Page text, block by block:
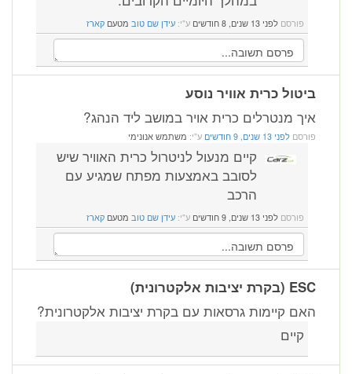
פורסם לפני 13 שנים, 8 חודשים ע"י: עידן שם טוב מטעם קארז
ביטול כרית אוויר נוסע
איך מנטרלים כרית אויר במושב ליד הנהג?
פורסם לפני 13 שנים, 9 חודשים ע"י: משתמש אנונימי
קיים מנעול לניטרול כרית האוויר שיש
לסובב באמצעות מפתח שמגיע עם
הרכב
פורסם לפני 13 שנים, 9 חודשים ע"י: עידן שם טוב מטעם קארז
ESC (בקרת יציבות אלקטרונית)
האם קיימות גרסאות עם בקרת יציבות אלקטרונית?
קיים